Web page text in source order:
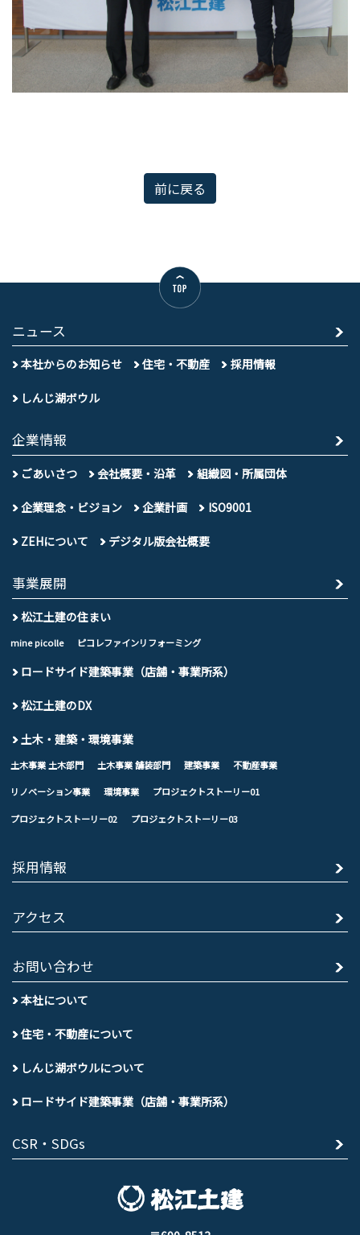
前に戻る
ニュース
本社からのお知らせ 住宅・不動産 採用情報
しんじ湖ボウル
企業情報
ごあいさつ 会社概要・沿革 組織図・所属団体
企業理念・ビジョン 企業計画 ISO9001
ZEHについて デジタル版会社概要
事業展開
松江土建の住まい
mine picolle ピコレファインリフォーミング
ロードサイド建築事業（店舗・事業所系）
松江土建のDX
土木・建築・環境事業
土木事業 土木部門 土木事業 舗装部門 建築事業 不動産事業
リノベーション事業 環境事業 プロジェクトストーリー01
プロジェクトストーリー02 プロジェクトストーリー03
採用情報
アクセス
お問い合わせ
本社について
住宅・不動産について
しんじ湖ボウルについて
ロードサイド建築事業（店舗・事業所系）
CSR・SDGs